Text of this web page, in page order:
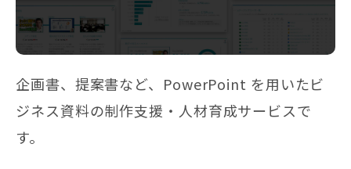
企画書、提案書など、PowerPoint を用いたビ
ジネス資料の制作支援・人材育成サービスで
す。